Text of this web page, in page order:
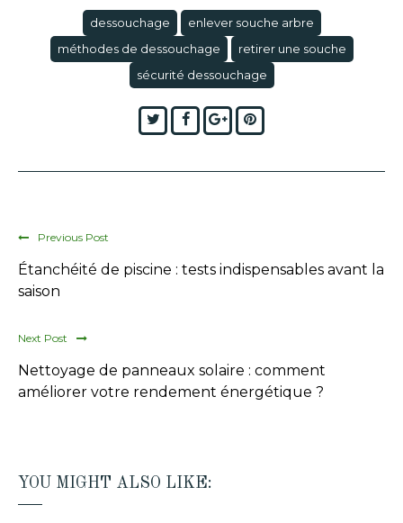
dessouchage
enlever souche arbre
méthodes de dessouchage
retirer une souche
sécurité dessouchage
TwitterFacebook
Google+Pinterest
Previous Post
Étanchéité de piscine : tests indispensables avant la
saison
Next Post
Nettoyage de panneaux solaire : comment
améliorer votre rendement énergétique ?
YOU MIGHT ALSO LIKE: